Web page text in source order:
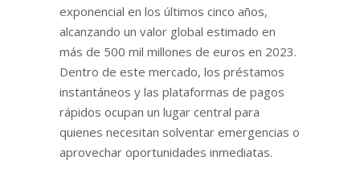
exponencial en los últimos cinco años,
alcanzando un valor global estimado en
más de 500 mil millones de euros en 2023.
Dentro de este mercado, los préstamos
instantáneos y las plataformas de pagos
rápidos ocupan un lugar central para
quienes necesitan solventar emergencias o
aprovechar oportunidades inmediatas.